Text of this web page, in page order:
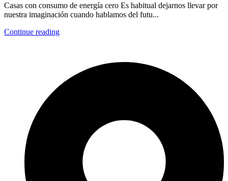
Casas con consumo de energía cero Es habitual dejarnos llevar por
nuestra imaginación cuando hablamos del futu...
Continue reading